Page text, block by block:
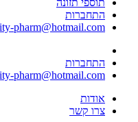
תוספי תזונה
התחברות
pharm@hotmail.com
התחברות
pharm@hotmail.com
אודות
צרו קשר